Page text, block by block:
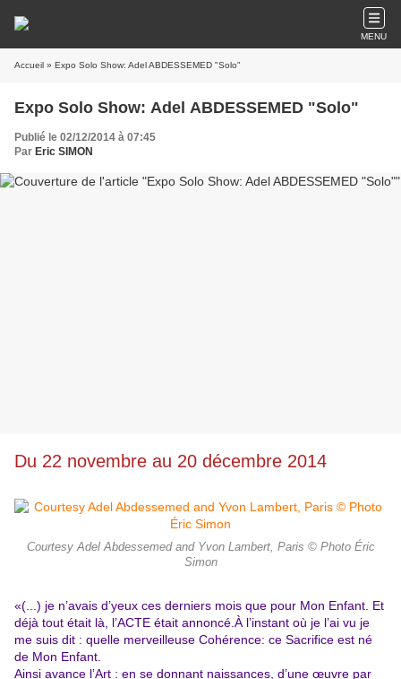
MENU
Accueil » Expo Solo Show: Adel ABDESSEMED "Solo"
Expo Solo Show: Adel ABDESSEMED "Solo"
Publié le 02/12/2014 à 07:45
Par Eric SIMON
Du 22 novembre au 20 décembre 2014
Courtesy Adel Abdessemed and Yvon Lambert, Paris © Photo Éric
Simon
«(...) je n’avais d’yeux ces derniers mois que pour Mon Enfant. Et
déjà tout était là, l’ACTE était annoncé.À l’instant où je l’ai vu je
me suis dit : quelle merveilleuse Cohérence: ce Sacrifice est né
de Mon Enfant.
Ainsi avance l’Art : en se donnant naissances, d’une œuvre par